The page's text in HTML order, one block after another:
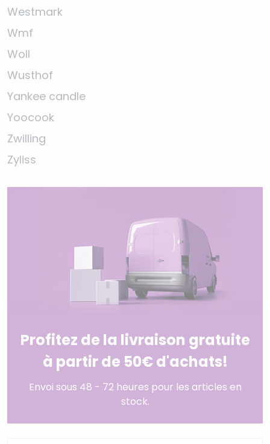
Westmark
Wmf
Woll
Wusthof
Yankee candle
Yoocook
Zwilling
Zyliss
Profitez de la livraison gratuite
à partir de 50€ d'achats!
Envoi sous 48 - 72 heures pour les articles en
stock.